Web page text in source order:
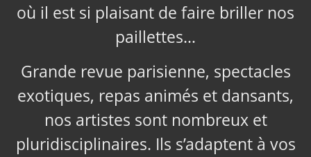
où il est si plaisant de faire briller nos
paillettes…
Grande revue parisienne, spectacles
exotiques, repas animés et dansants,
nos artistes sont nombreux et
pluridisciplinaires. Ils s’adaptent à vos